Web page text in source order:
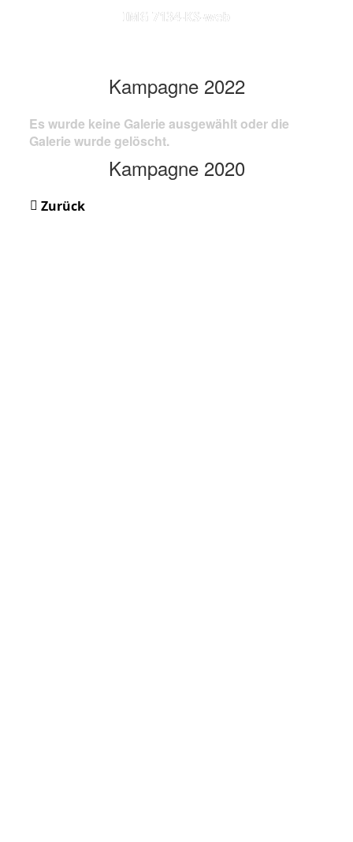
IMG 7134-KS-web
Kampagne 2022
Es wurde keine Galerie ausgewählt oder die
Galerie wurde gelöscht.
Kampagne 2020
Zurück